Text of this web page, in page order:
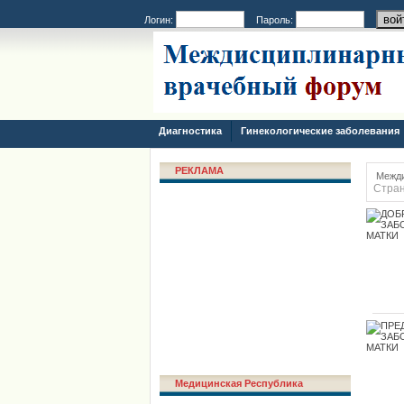
Логин: Пароль:
Диагностика Гинекологические заболевания
РЕКЛАМА
Медицинская Республика